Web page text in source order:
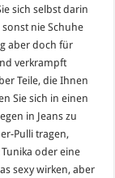
sich selbst darin
nie Schuhe
aber doch für
verkrampft
Teile, die Ihnen
Sie sich in einen
in Jeans zu
Pulli tragen,
oder eine
sexy wirken, aber